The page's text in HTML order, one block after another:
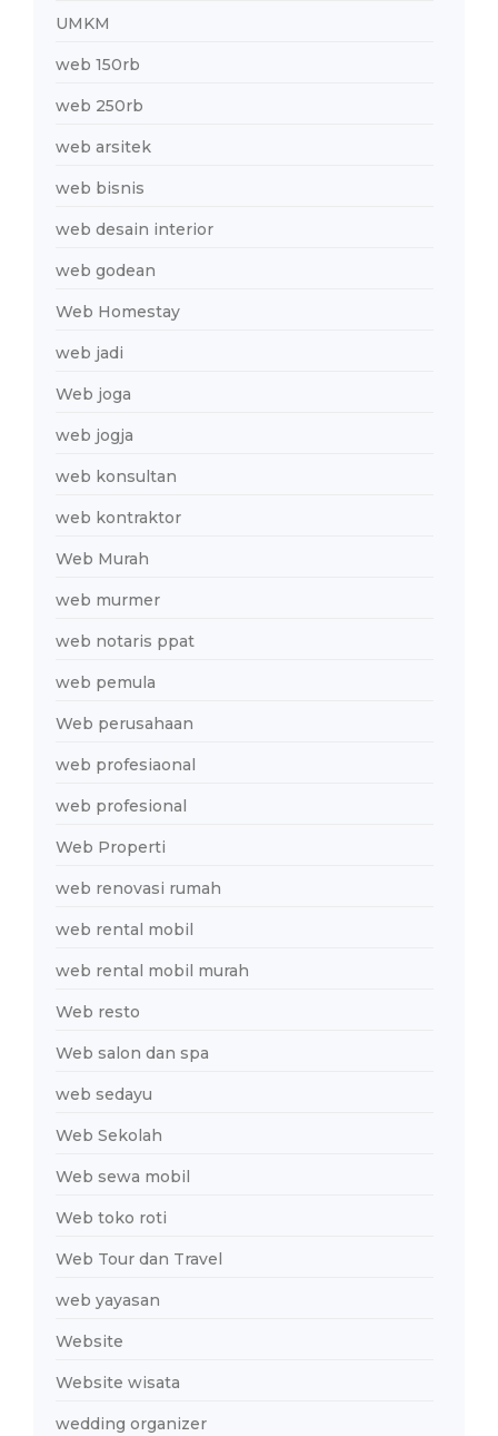
UMKM
web 150rb
web 250rb
web arsitek
web bisnis
web desain interior
web godean
Web Homestay
web jadi
Web joga
web jogja
web konsultan
web kontraktor
Web Murah
web murmer
web notaris ppat
web pemula
Web perusahaan
web profesiaonal
web profesional
Web Properti
web renovasi rumah
web rental mobil
web rental mobil murah
Web resto
Web salon dan spa
web sedayu
Web Sekolah
Web sewa mobil
Web toko roti
Web Tour dan Travel
web yayasan
Website
Website wisata
wedding organizer